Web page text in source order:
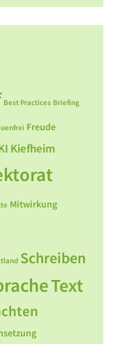
Best Practices Briefing
Freude
Kiefheim
Mitwirkung
Schreiben
Text